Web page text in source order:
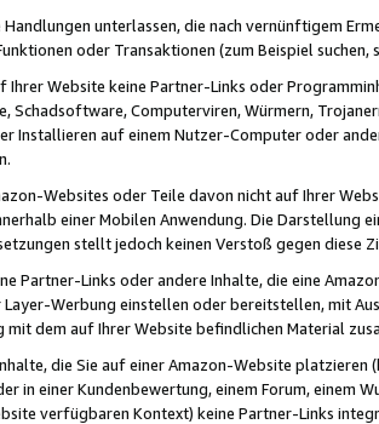
unterlassen, die nach vernünftigem
oder Transaktionen (zum Beispiel
Ihrer Website keine Partner-Links oder
Schadsoftware, Computerviren, Würmern,
Installieren auf einem Nutzer-Computer oder
Websites oder Teile davon nicht auf Ihrer
einer Mobilen Anwendung. Die Darstellung
stellt jedoch keinen Verstoß gegen diese
Partner-Links oder andere Inhalte, die eine
Werbung einstellen oder bereitstellen, mit
mit dem auf Ihrer Website befindlichen Material
die Sie auf einer Amazon-Website
in einer Kundenbewertung, einem Forum, einem
verfügbaren Kontext) keine Partner-Links